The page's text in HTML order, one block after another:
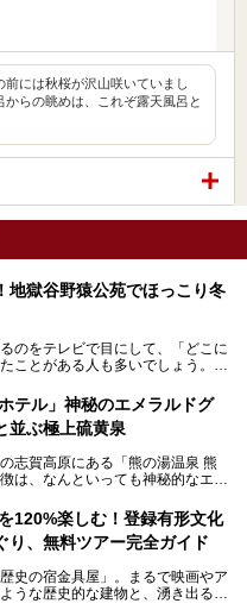
には秋桜が沢山咲いていまし
らの眺めは、これぞ露天風呂と
地獄谷野猿公苑でほっこり冬
のをテレビで目にして、「どこに
ことがある人も多いでしょう。
野県にある「地獄谷野猿公苑」で
ルが雪景色の中で温泉に浸かる姿
苑の魅力や見どころ、サルと温泉
観光スポットについて紹介しま
る貴重な自然体験と温泉をあわせ
考にしてください。
テル」神秘のエメラルドグ
並ぶ極上硫黄泉
志賀高原にある「熊の湯温泉 熊
は、なんといっても神秘的なエメ
温泉です。冬はスキーと一緒に楽
します。
120%楽しむ！登録有形文化
り、無料ツアー完全ガイド
史の宿金具屋」。まるで映画やア
うな歴史的な建物と、湧き出る温